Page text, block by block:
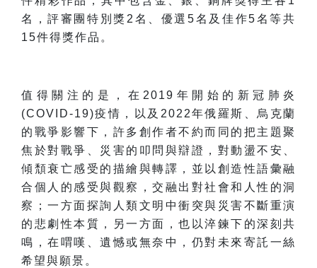
名，評審團特別獎 2 名、優選5名及佳作5名等共
15件得獎作品。
值得關注的是，在 2019 年開始的新冠肺炎
(COVID-19)疫情，以及 2022年俄羅斯、烏克蘭
的戰爭影響下，許多創作者不約而同的把主題聚
焦於對戰爭、災害的叩問與辯證，對動盪不安、
傾頹衰亡感受的描繪與轉譯，並以創造性語彙融
合個人的感受與觀察， 交融出 對社會和人性的洞
察；一方面探詢人類文明中衝突與災害不斷重演
的悲劇性本質，另一方面，也以淬鍊下的深刻共
鳴，在喟嘆、遺憾或無奈中，仍對未來寄託一絲
希望與願景。